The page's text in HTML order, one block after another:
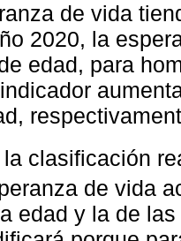
de vida
2020, la
edad, para
la clasificación
de vida
edad y la de